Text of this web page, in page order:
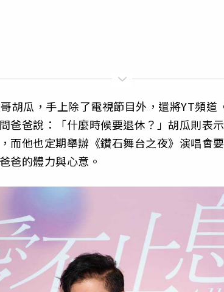
胡瓜，手上除了電視節目外，還將YT頻道
爸爸說：「什麼時候要退休？」胡瓜則表
而他也定期舉辦《鑽石舞台之夜》演唱會
爸的體力與心意。